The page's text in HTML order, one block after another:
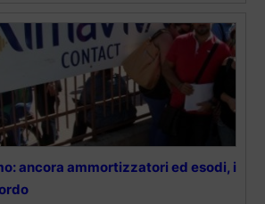
ancora ammortizzatori ed esodi, i